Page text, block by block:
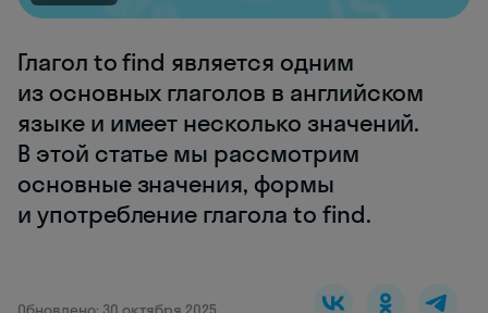
Глагол to find является одним
из основных глаголов в английском
языке и имеет несколько значений.
В этой статье мы рассмотрим
основные значения, формы
и употребление глагола to find.